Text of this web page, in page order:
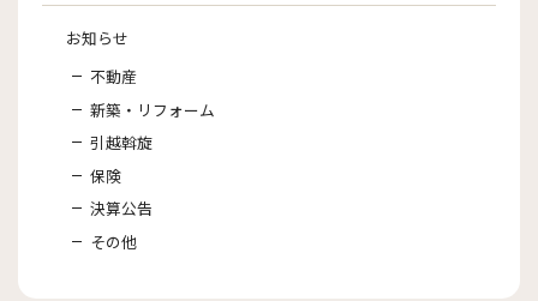
お知らせ
不動産
新築・リフォーム
引越斡旋
保険
決算公告
その他